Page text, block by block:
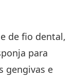
de fio dental,
para
gengivas e